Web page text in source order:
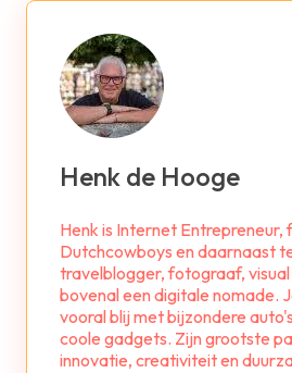
Henk de Hooge
Henk is Internet Entrepreneur,
Dutchcowboys en daarnaast
travelblogger, fotograaf,
bovenal een digitale nomade.
vooral blij met bijzondere
coole gadgets. Zijn grootste
innovatie, creativiteit en